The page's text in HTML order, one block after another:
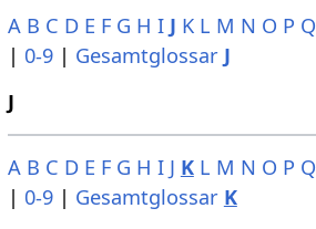
A B C D E F G H I J K L M N O P Q
| 0-9| Gesamtglossar J
J
A B C D E F G H I J K L M N O P Q
| 0-9| Gesamtglossar K